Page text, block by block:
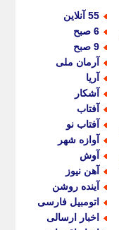
55 آنلاین
6 صبح
9 صبح
آرمان ملی
آریا
آشکار
آفتاب
آفتاب نو
آوازه شهر
آوش
آهن نیوز
آینده روشن
اتومبیل فارسی
اخبار ارسالی